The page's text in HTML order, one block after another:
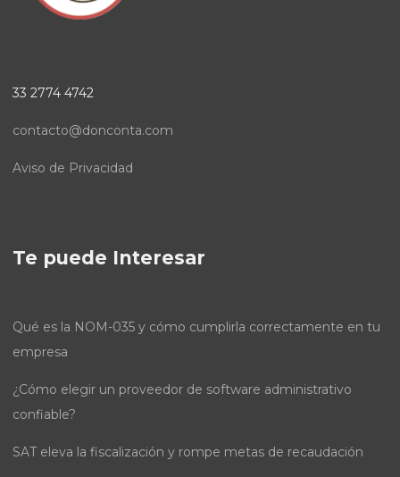
33 2774 4742
contacto@donconta.com
Aviso de Privacidad
Te puede Interesar
Qué es la NOM-035 y cómo cumplirla correctamente en tu
empresa
¿Cómo elegir un proveedor de software administrativo
confiable?
SAT eleva la fiscalización y rompe metas de recaudación